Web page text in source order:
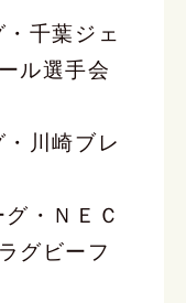
千葉ジェ
ル選手会
川崎ブレ
・ＮＥＣ
グビーフ